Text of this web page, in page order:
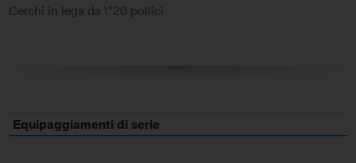
Cerchi in lega da \"20 pollici
Equipaggiamenti di serie